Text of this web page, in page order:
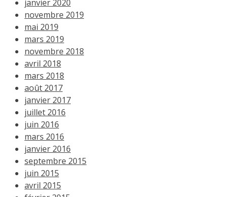
janvier 2020
novembre 2019
mai 2019
mars 2019
novembre 2018
avril 2018
mars 2018
août 2017
janvier 2017
juillet 2016
juin 2016
mars 2016
janvier 2016
septembre 2015
juin 2015
avril 2015